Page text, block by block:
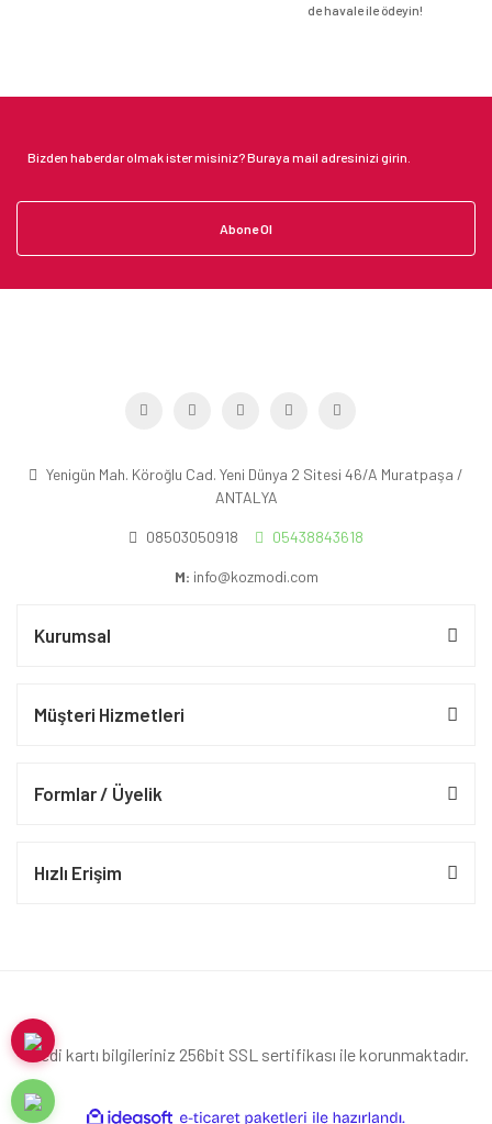
de havale ile ödeyin!
Abone Ol
Yenigün Mah. Köroğlu Cad. Yeni Dünya 2 Sitesi 46/A Muratpaşa /
ANTALYA
08503050918 05438843618
M: info@kozmodi.com
Kurumsal
Müşteri Hizmetleri
Formlar / Üyelik
Hızlı Erişim
Kredi kartı bilgileriniz 256bit SSL sertifikası ile korunmaktadır.
ideasoft e-